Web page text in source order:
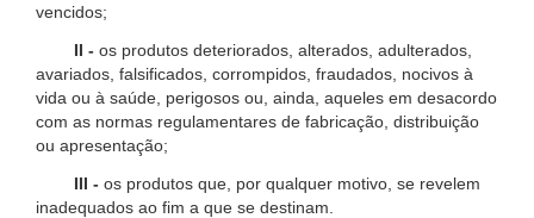
vencidos;
II - os produtos deteriorados, alterados, adulterados,
avariados, falsificados, corrompidos, fraudados, nocivos à
vida ou à saúde, perigosos ou, ainda, aqueles em desacordo
com as normas regulamentares de fabricação, distribuição
ou apresentação;
III - os produtos que, por qualquer motivo, se revelem
inadequados ao fim a que se destinam.